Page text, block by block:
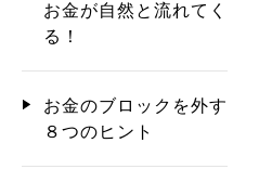
お金が自然と流れてく
る！
お金のブロックを外す
８つのヒント